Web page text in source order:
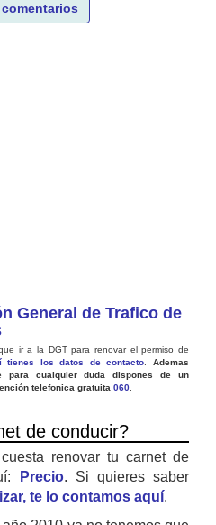
General de Trafico de
ir a la DGT para renovar el permiso de
tienes los datos de contacto .Ademas
para cualquier duda dispones de un
telefonica gratuita 060
de conducir?
renovar tu carnet de
Precio. Si quieres saber
te lo contamos aquí.